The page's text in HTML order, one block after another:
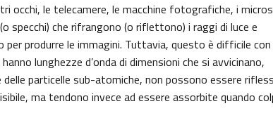
occhi, le telecamere, le macchine fotografiche, i
specchi) che rifrangono (o riflettono) i raggi di luce e
produrre le immagini. Tuttavia, questo è difficile con
lunghezze d’onda di dimensioni che si avvicinano,
particelle sub-atomiche, non possono essere
ma tendono invece ad essere assorbite quando